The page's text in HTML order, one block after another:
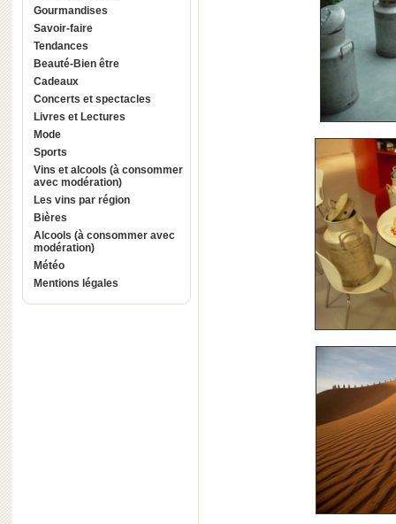
Gourmandises
Savoir-faire
Tendances
Beauté-Bien être
Cadeaux
Concerts et spectacles
Livres et Lectures
Mode
Sports
Vins et alcools (à consommer
avec modération)
Les vins par région
Bières
Alcools (à consommer avec
modération)
Météo
Mentions légales